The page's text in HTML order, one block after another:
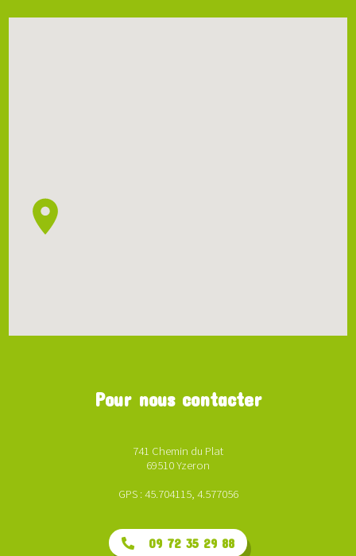
Pour nous contacter
741 Chemin du Plat
69510 Yzeron
GPS : 45.704115, 4.577056
09 72 35 29 88